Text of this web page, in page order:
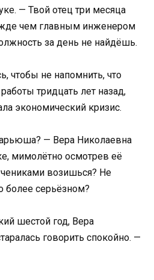
— Твой отец три месяца
чем главным инженером
за день не найдёшь.
чтобы не напомнить, что
тридцать лет назад,
экономический кризис.
— Вера Николаевна
мимолётно осмотрев её
возишься? Не
серьёзном?
шестой год, Вера
говорить спокойно. —